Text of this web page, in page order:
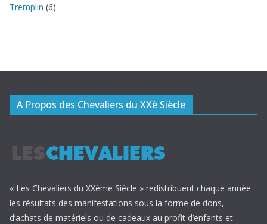
Tremplin (6)
A Propos des Chevaliers du XXè Siècle
« Les Chevaliers du XXème Siècle » redistribuent chaque année
les résultats des manifestations sous la forme de dons,
d’achats de matériels ou de cadeaux au profit d’enfants et